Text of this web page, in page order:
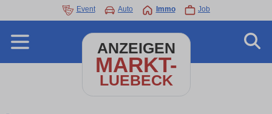
Event Auto Immo Job
ANZEIGEN
MARKT-
LUEBECK